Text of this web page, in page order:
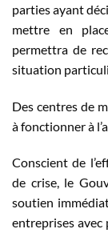
parties ayant
mettre en
permettra de
situation
Des centres de
à fonctionner à
Conscient de
de crise, le
soutien
entreprises avec